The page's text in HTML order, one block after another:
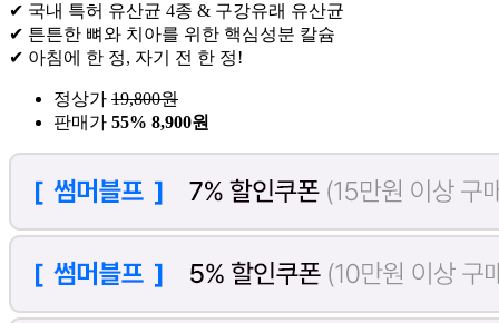
✔ 국내 특허 유산균 4종 & 구강유래 유산균
✔ 튼튼한 뼈와 치아를 위한 핵심성분 칼슘
✔ 아침에 한 정, 자기 전 한 정!
정상가 19,800원
판매가 55% 8,900원